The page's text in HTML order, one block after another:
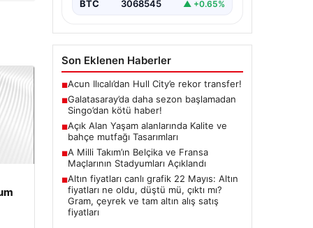
BTC 3068545 ▲ +0.65%
Son Eklenen Haberler
■Acun Ilıcalı’dan Hull City’e rekor transfer!
■Galatasaray’da daha sezon başlamadan
Singo’dan kötü haber!
■Açık Alan Yaşam alanlarında Kalite ve
bahçe mutfağı Tasarımları
■A Milli Takım’ın Belçika ve Fransa
Maçlarının Stadyumları Açıklandı
■Altın fiyatları canlı grafik 22 Mayıs: Altın
fiyatları ne oldu, düştü mü, çıktı mı?
Gram, çeyrek ve tam altın alış satış
fiyatları